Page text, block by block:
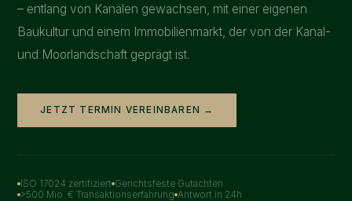
– entlang von Kanälen gewachsen, mit einer eigenen
Baukultur und einem Immobilienmarkt, der von der Kanal-
und Moorlandschaft geprägt ist.
JETZT TERMIN VEREINBAREN →
ISO 17024 zertifiziert Gerichtsfeste Gutachten
>500 Mio. € Transaktionserfahrung Antwort in 24h